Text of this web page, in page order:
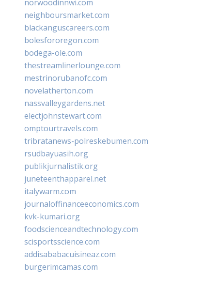
norwoodinnwi.com
neighboursmarket.com
blackanguscareers.com
bolesfororegon.com
bodega-ole.com
thestreamlinerlounge.com
mestrinorubanofc.com
novelatherton.com
nassvalleygardens.net
electjohnstewart.com
omptourtravels.com
tribratanews-polreskebumen.com
rsudbayuasih.org
publikjurnalistik.org
juneteenthapparel.net
italywarm.com
journaloffinanceeconomics.com
kvk-kumari.org
foodscienceandtechnology.com
scisportsscience.com
addisababacuisineaz.com
burgerimcamas.com